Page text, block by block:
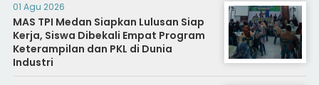
01 Agu 2026
MAS TPI Medan Siapkan Lulusan Siap
Kerja, Siswa Dibekali Empat Program
Keterampilan dan PKL di Dunia
Industri